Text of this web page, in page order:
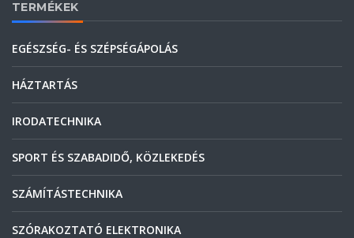
TERMÉKEK
EGÉSZSÉG- ÉS SZÉPSÉGÁPOLÁS
HÁZTARTÁS
IRODATECHNIKA
SPORT ÉS SZABADIDŐ, KÖZLEKEDÉS
SZÁMÍTÁSTECHNIKA
SZÓRAKOZTATÓ ELEKTRONIKA